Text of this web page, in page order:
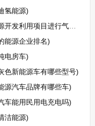
氢能源)
项目进行气候可行性论证)
能源企业排名)
电房车)
色新能源车有哪些型号)
源汽车品牌有哪些车)
车能用民用电充电吗)
洁能源)